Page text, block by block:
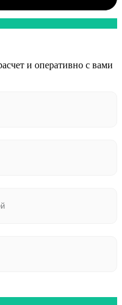
и оперативно с вами